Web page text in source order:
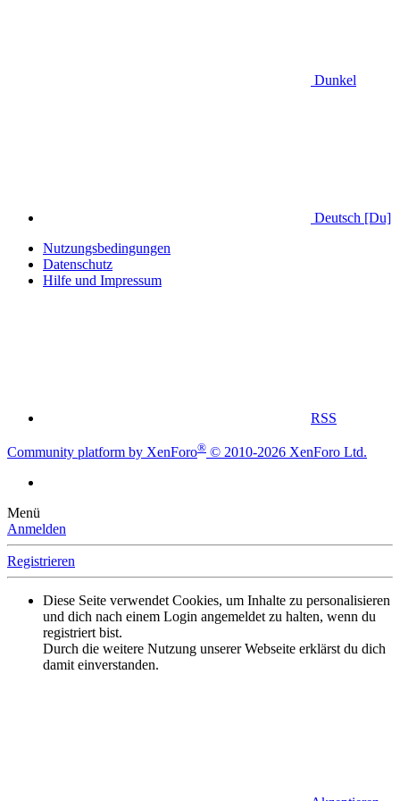
Dunkel
Deutsch [Du]
Nutzungsbedingungen
Datenschutz
Hilfe und Impressum
RSS
Community platform by XenForo® © 2010-2026 XenForo Ltd.
Menü
Anmelden
Registrieren
Diese Seite verwendet Cookies, um Inhalte zu personalisieren
und dich nach einem Login angemeldet zu halten, wenn du
registriert bist.
Durch die weitere Nutzung unserer Webseite erklärst du dich
damit einverstanden.